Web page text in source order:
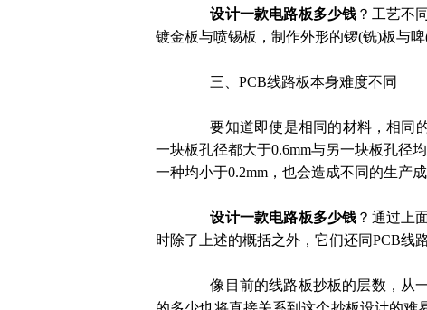
设计一款电路板多少钱 ？工艺不
镀金板与喷锡板，制作外形的锣(铣)板与啤
三、 PCB线路板本身难度不同
要知道即使是相同的材料，相同
一块板孔径都大于0.6mm与另一块板孔径
一种均小于0.2mm ，也会造成不同的生产
设计一款电路板多少钱 ？通过上
时除了上述的概括之外，它们还同PCB线
像目前的线路板抄板的层数，从一